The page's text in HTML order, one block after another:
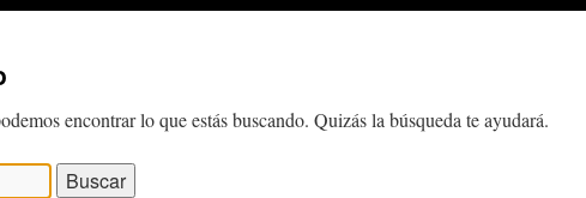
encontrar lo que estás buscando. Quizás la búsqueda te ayudará.